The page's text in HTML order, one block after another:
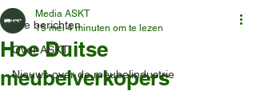
Alle berichten
Over ASKT
Nieuws over de meubelindustrie
Hoe Duitse
meubelverkopers
Media ASKT
15 mei 4 minuten om te lezen